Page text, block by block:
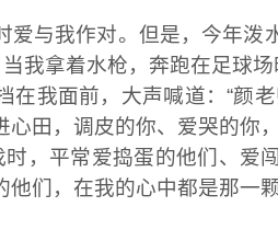
爱与我作对。但是， 今年泼
当我拿着水枪，奔跑在足球
在我面前，大声喊道：“颜
心田，调皮的你、爱哭的你
时 ， 平常爱捣蛋的他们、爱
们，在我的心中都是那一